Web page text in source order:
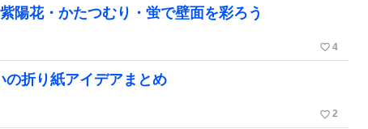
陽花・かたつむり・蛍で壁面を彩ろう
favorite_border 4
の折り紙アイデアまとめ
favorite_border 2